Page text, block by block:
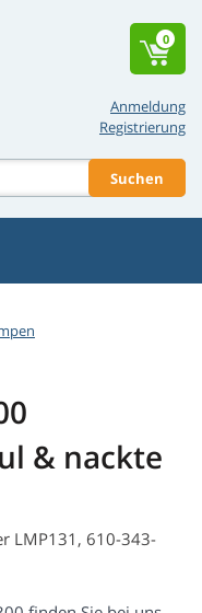
Anmeldung
Registrierung
Suchen
0
& nackte
LMP131, 610-343-